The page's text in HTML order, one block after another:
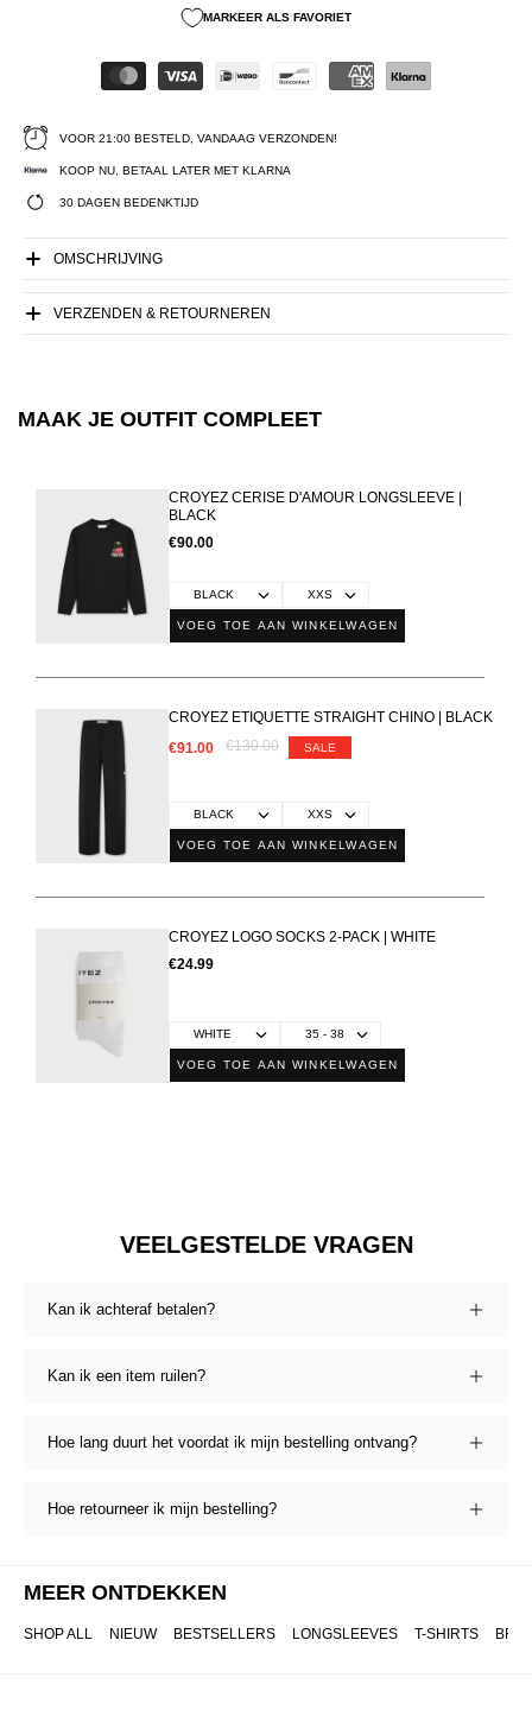
MARKEER ALS FAVORIET
VOOR 21:00 BESTELD, VANDAAG VERZONDEN!
KOOP NU, BETAAL LATER MET KLARNA
30 DAGEN BEDENKTIJD
OMSCHRIJVING
VERZENDEN & RETOURNEREN
MAAK JE OUTFIT COMPLEET
CROYEZ CERISE D'AMOUR LONGSLEEVE |
BLACK
€90.00
VOEG TOE AAN WINKELWAGEN
CROYEZ ETIQUETTE STRAIGHT CHINO | BLACK
€91.00
€130.00 SALE
VOEG TOE AAN WINKELWAGEN
CROYEZ LOGO SOCKS 2-PACK | WHITE
€24.99
VOEG TOE AAN WINKELWAGEN
VEELGESTELDE VRAGEN
Kan ik achteraf betalen?
Kan ik een item ruilen?
Hoe lang duurt het voordat ik mijn bestelling ontvang?
Hoe retourneer ik mijn bestelling?
MEER ONTDEKKEN
SHOP ALL NIEUW BESTSELLERS LONGSLEEVES T-SHIRTS